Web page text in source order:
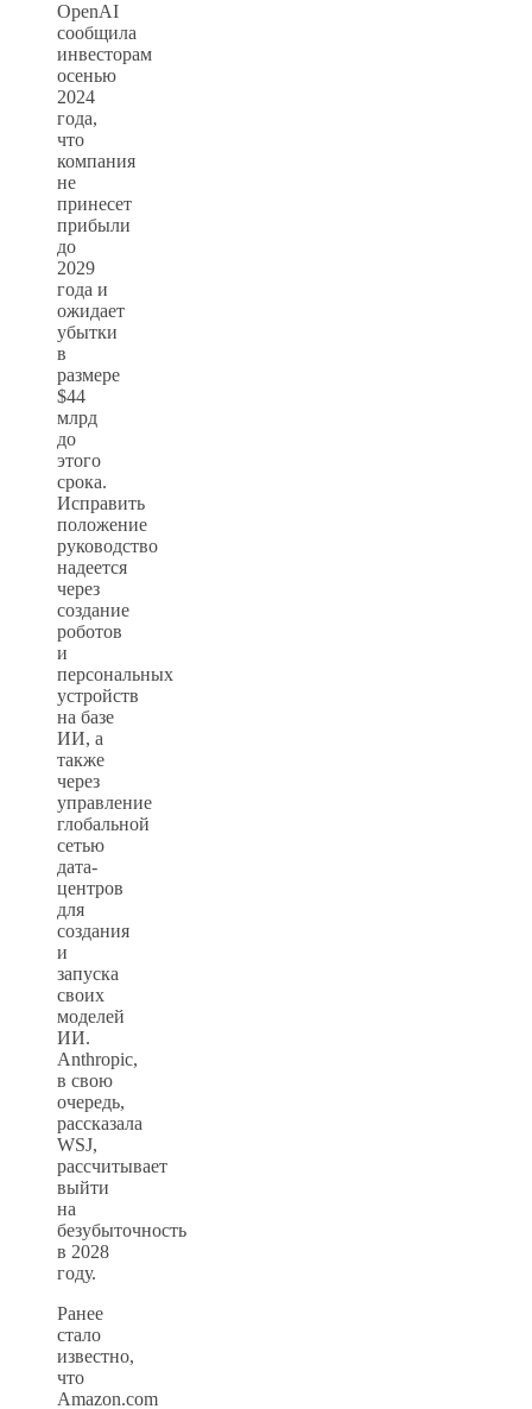
OpenAI
сообщила
инвесторам
осенью
2024
года,
что
компания
не
принесет
прибыли
до
2029
года и
ожидает
убытки
в
размере
$44
млрд
до
этого
срока.
Исправить
положение
руководство
надеется
через
создание
роботов
и
персональных
устройств
на базе
ИИ, а
также
через
управление
глобальной
сетью
дата-
центров
для
создания
и
запуска
своих
моделей
ИИ.
Anthropic,
в свою
очередь,
рассказала
WSJ,
рассчитывает
выйти
на
безубыточность
в 2028
году.
Ранее
стало
известно,
что
Amazon.com